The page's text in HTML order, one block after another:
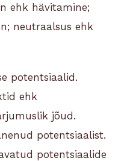
ehk hävitamine;
neutraalsus ehk
potentsiaalid.
ehk
jõud.
potentsiaalist.
potentsiaalide